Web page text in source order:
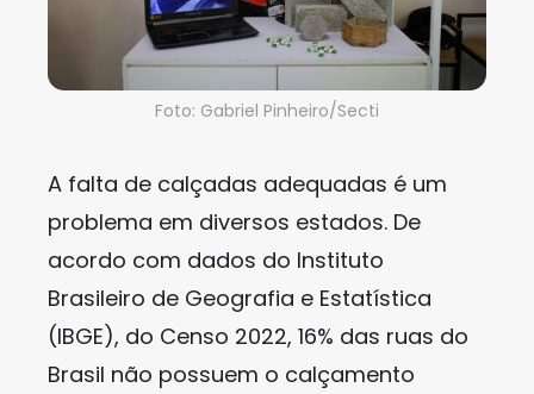
Foto: Gabriel Pinheiro/Secti
A falta de calçadas adequadas é um
problema em diversos estados. De
acordo com dados do Instituto
Brasileiro de Geografia e Estatística
(IBGE), do Censo 2022, 16% das ruas do
Brasil não possuem o calçamento